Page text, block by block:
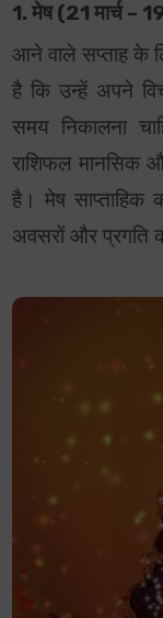
1. मेष (21 मार्च –
आने वाले सप्ताह के
है कि उन्हें अपने
समय निकालना
राशिफल मानसिक
है। मेष साप्ताहिक
अवसरों और प्रगति